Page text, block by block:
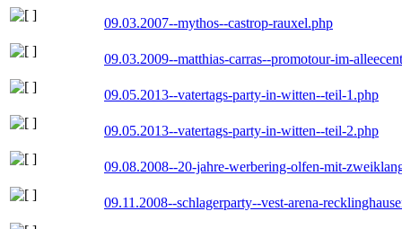
09.03.2007--mythos--castrop-rauxel.php
09.03.2009--matthias-carras--promotour-im-
09.05.2013--vatertags-party-in-witten--teil-1.php
09.05.2013--vatertags-party-in-witten--teil-2.php
09.08.2008--20-jahre-werbering-olfen-mit-
09.11.2008--schlagerparty--vest-arena-